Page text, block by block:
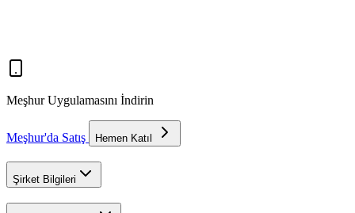
Meşhur Uygulamasını İndirin
Meşhur'da Satış Hemen Katıl
Şirket Bilgileri